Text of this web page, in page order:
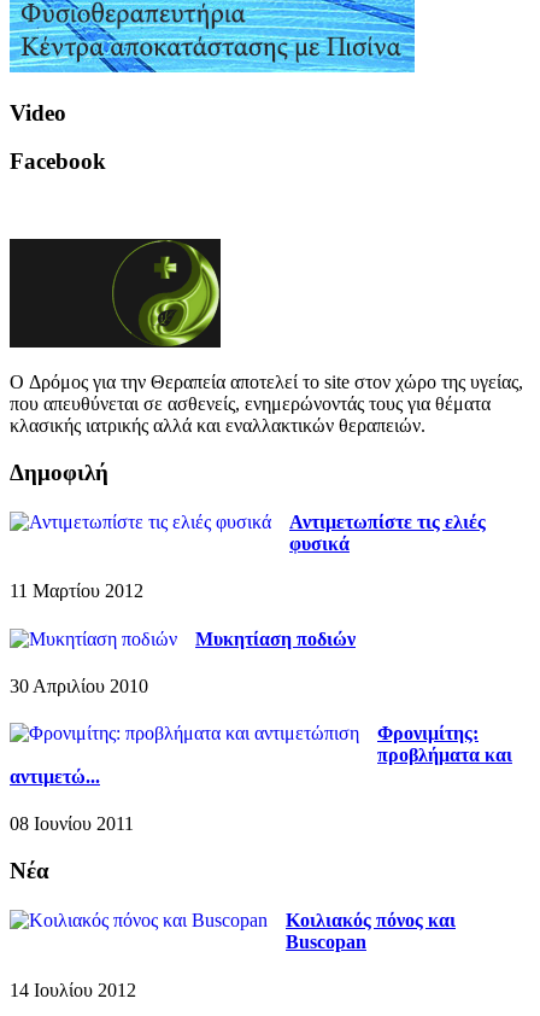
Video
Facebook
O Δρόμος για την Θεραπεία αποτελεί το site στον χώρο της υγείας,
που απευθύνεται σε ασθενείς, ενημερώνοντάς τους για θέματα
κλασικής ιατρικής αλλά και εναλλακτικών θεραπειών.
Δημοφιλή
Αντιμετωπίστε τις ελιές
φυσικά
11 Μαρτίου 2012
Μυκητίαση ποδιών
30 Απριλίου 2010
Φρονιμίτης:
προβλήματα και
αντιμετώ...
08 Ιουνίου 2011
Νέα
Κοιλιακός πόνος και
Buscopan
14 Ιουλίου 2012